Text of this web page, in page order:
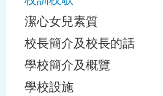
潔心女兒素質
校長簡介及校長的話
學校簡介及概覽
學校設施